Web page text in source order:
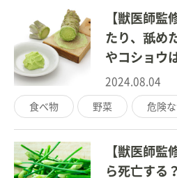
【獣医師監
たり、舐め
やコショウ
2024.08.04
食べ物 野菜 危険
【獣医師監
ら死亡する